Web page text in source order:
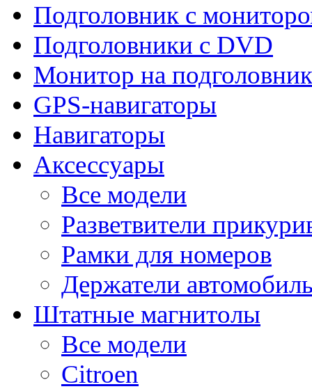
Подголовник с
Подголовники с DVD
Монитор на подголовник
GPS-навигаторы
Навигаторы
Аксессуары
Все модели
Разветвители
Рамки для номеров
Держатели
Штатные магнитолы
Все модели
Citroen